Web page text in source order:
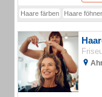
Haare färben Haare